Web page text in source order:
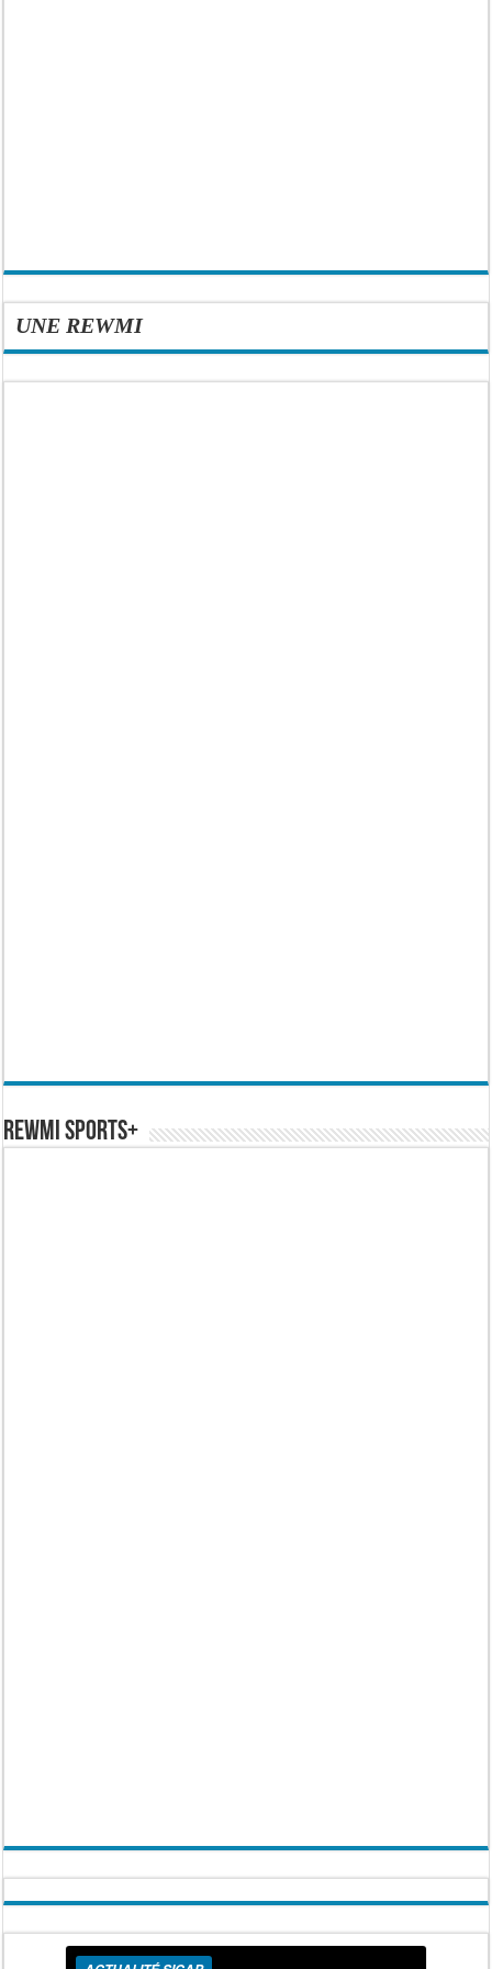
UNE REWMI
REWMI SPORTS+